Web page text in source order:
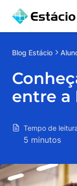
Blog Estácio
entre a
Tempo de
5 minutos